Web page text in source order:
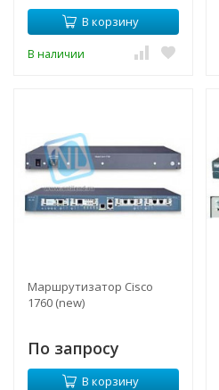
В корзину
В наличии
Маршрутизатор Cisco
1760 (new)
По запросу
В корзину